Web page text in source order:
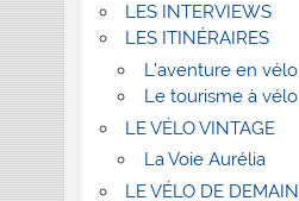
LES INTERVIEWS
LES ITINÉRAIRES
L’aventure en vélo
Le tourisme à vélo
LE VÉLO VINTAGE
La Voie Aurélia
LE VÉLO DE DEMAIN